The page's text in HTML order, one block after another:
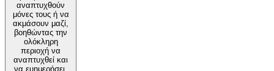
αναπτυχθούν
μόνες τους ή να
ακμάσουν μαζί,
βοηθώντας την
ολόκληρη
περιοχή να
αναπτυχθεί και
να ευημερήσει.